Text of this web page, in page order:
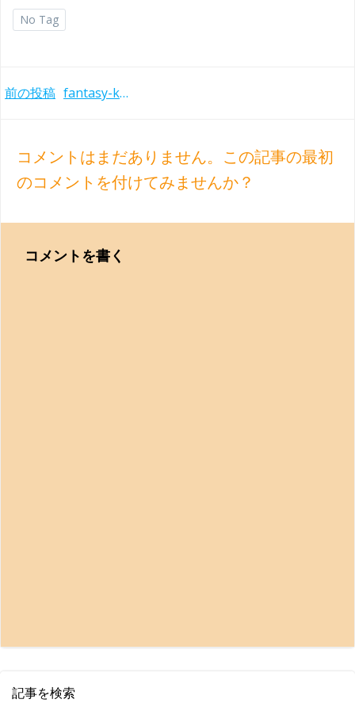
No Tag
Post
前の投稿 fantasy-kotaro-fukuma-2022
コメントはまだありません。この記事の最初
のコメントを付けてみませんか？
コメントを書く
記事を検索